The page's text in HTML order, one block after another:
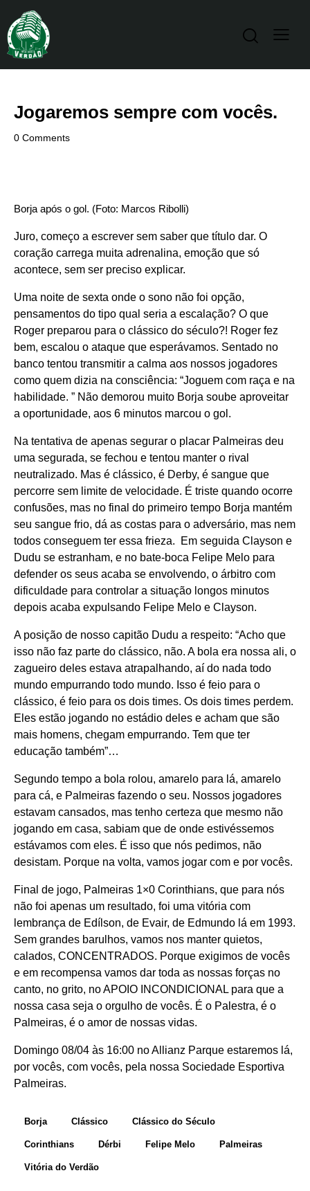
Jogaremos sempre com vocês.
0 Comments
Borja após o gol. (Foto: Marcos Ribolli)
Juro, começo a escrever sem saber que título dar. O
coração carrega muita adrenalina, emoção que só
acontece, sem ser preciso explicar.
Uma noite de sexta onde o sono não foi opção,
pensamentos do tipo qual seria a escalação? O que
Roger preparou para o clássico do século?! Roger fez
bem, escalou o ataque que esperávamos. Sentado no
banco tentou transmitir a calma aos nossos jogadores
como quem dizia na consciência: “Joguem com raça e na
habilidade. ” Não demorou muito Borja soube aproveitar
a oportunidade, aos 6 minutos marcou o gol.
Na tentativa de apenas segurar o placar Palmeiras deu
uma segurada, se fechou e tentou manter o rival
neutralizado. Mas é clássico, é Derby, é sangue que
percorre sem limite de velocidade. É triste quando ocorre
confusões, mas no final do primeiro tempo Borja mantém
seu sangue frio, dá as costas para o adversário, mas nem
todos conseguem ter essa frieza. Em seguida Clayson e
Dudu se estranham, e no bate-boca Felipe Melo para
defender os seus acaba se envolvendo, o árbitro com
dificuldade para controlar a situação longos minutos
depois acaba expulsando Felipe Melo e Clayson.
A posição de nosso capitão Dudu a respeito: “Acho que
isso não faz parte do clássico, não. A bola era nossa ali, o
zagueiro deles estava atrapalhando, aí do nada todo
mundo empurrando todo mundo. Isso é feio para o
clássico, é feio para os dois times. Os dois times perdem.
Eles estão jogando no estádio deles e acham que são
mais homens, chegam empurrando. Tem que ter
educação também”…
Segundo tempo a bola rolou, amarelo para lá, amarelo
para cá, e Palmeiras fazendo o seu. Nossos jogadores
estavam cansados, mas tenho certeza que mesmo não
jogando em casa, sabiam que de onde estivéssemos
estávamos com eles. É isso que nós pedimos, não
desistam. Porque na volta, vamos jogar com e por vocês.
Final de jogo, Palmeiras 1×0 Corinthians, que para nós
não foi apenas um resultado, foi uma vitória com
lembrança de Edílson, de Evair, de Edmundo lá em 1993.
Sem grandes barulhos, vamos nos manter quietos,
calados, CONCENTRADOS. Porque exigimos de vocês
e em recompensa vamos dar toda as nossas forças no
canto, no grito, no APOIO INCONDICIONAL para que a
nossa casa seja o orgulho de vocês. É o Palestra, é o
Palmeiras, é o amor de nossas vidas.
Domingo 08/04 às 16:00 no Allianz Parque estaremos lá,
por vocês, com vocês, pela nossa Sociedade Esportiva
Palmeiras.
Borja Clássico Clássico do Século
Corinthians Dérbi Felipe Melo Palmeiras
Vitória do Verdão